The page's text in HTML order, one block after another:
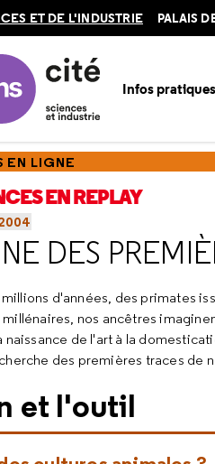
ET DE L'INDUSTRIE PALAIS
Infos pratiques
EN LIGNE
EN REPLAY
DES
millions d'années, des primates
millénaires, nos ancêtres
naissance de l'art à la
des premières traces de
et l'outil